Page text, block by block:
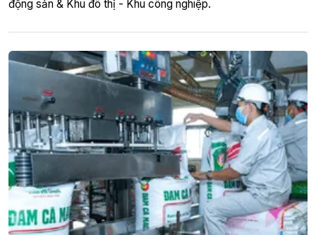
động sản & Khu đô thị - Khu công nghiệp.